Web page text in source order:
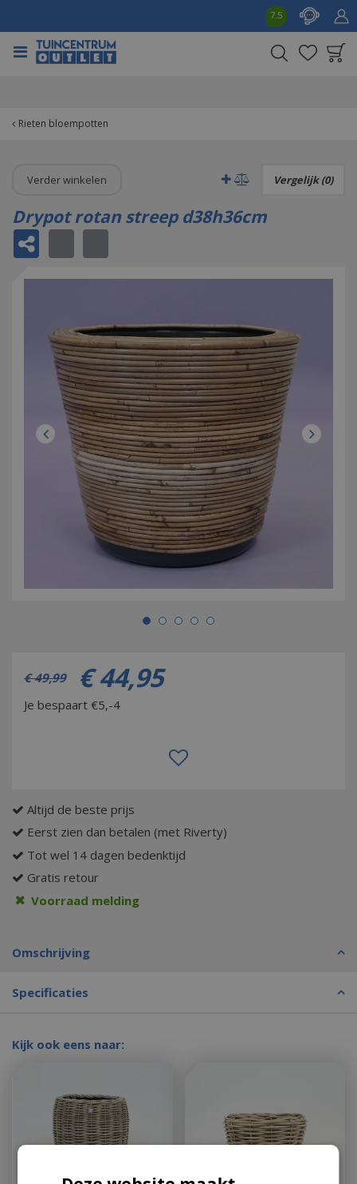
Rieten bloempotten
7.5
Verder winkelen Vergelijk (0)
Drypot rotan streep d38h36cm
€ 49,99 € 44,95
Je bespaart €5,-4
Altijd de beste prijs
Eerst zien dan betalen (met Riverty)
Tot wel 14 dagen bedenktijd
Gratis retour
Voorraad melding
Omschrijving
Specificaties
Kijk ook eens naar: